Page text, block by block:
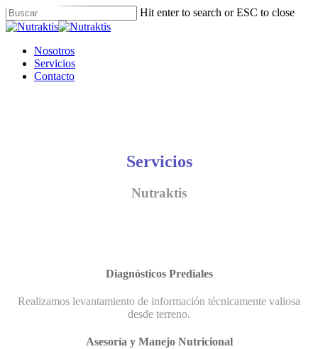
Skip
to
content
Hit enter to search or ESC to close
Close
Menu
Nosotros
Servicios
Contacto
Servicios
Nutraktis
Diagnósticos Prediales
Realizamos levantamiento de información técnicamente valiosa
desde terreno.
Asesoría y Manejo Nutricional